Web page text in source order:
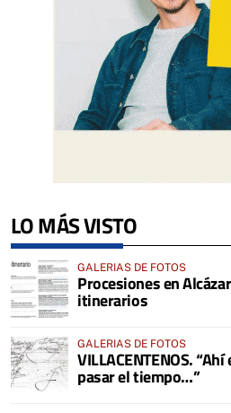
LO MÁS VISTO
GALERIAS DE FOTOS
Procesiones en
itinerarios
GALERIAS DE FOTOS
VILLACENTENOS.
pasar el tiempo…”